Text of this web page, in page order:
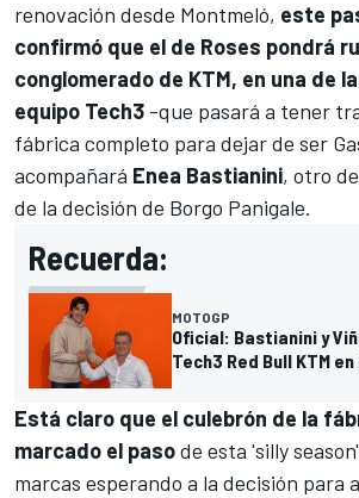
renovación desde Montmeló, este
confirmó que el de Roses pondrá
conglomerado de KTM, en una de
equipo Tech3 -que pasará a tener
fábrica completo para dejar de ser
acompañará Enea Bastianini, otro
de la decisión de Borgo Panigale.
Recuerda:
MOTOGP
Oficial: Bastianini y
Tech3 Red Bull KTM
Está claro que el culebrón de la
marcado el pasode esta 'silly
marcas esperando a la decisión para